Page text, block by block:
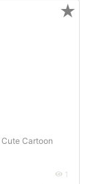
Cartoon
1
★